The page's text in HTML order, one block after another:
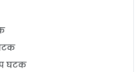
घटक